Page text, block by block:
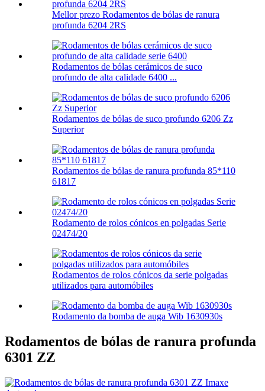
Mellor prezo Rodamentos de bólas de ranura
profunda 6204 2RS
Rodamentos de bólas cerámicos de suco
profundo de alta calidade 6400 ...
Rodamentos de bólas de suco profundo 6206 Zz
Superior
Rodamentos de bólas de ranura profunda 85*110
61817
Rodamento de rolos cónicos en polgadas Serie
02474/20
Rodamentos de rolos cónicos da serie polgadas
utilizados para automóbiles
Rodamento da bomba de auga Wib 1630930s
Rodamentos de bólas de ranura profunda
6301 ZZ